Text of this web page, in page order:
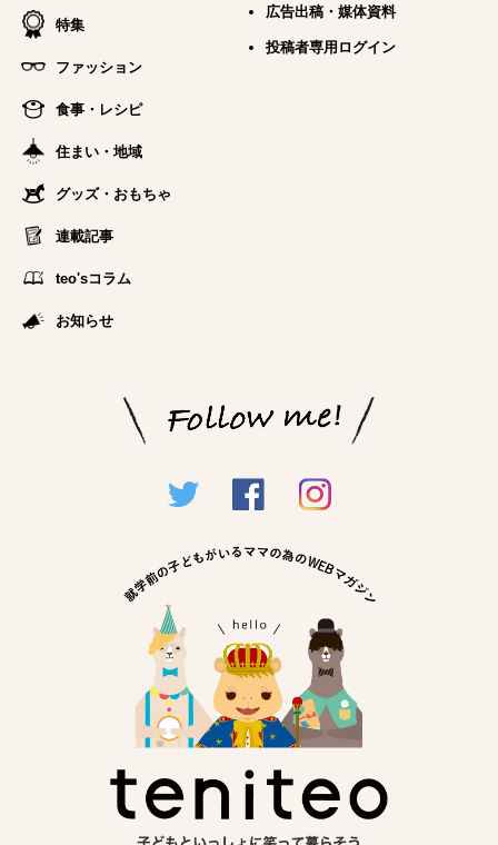
特集
ファッション
食事・レシピ
住まい・地域
グッズ・おもちゃ
連載記事
teo'sコラム
お知らせ
広告出稿・媒体資料
投稿者専用ログイン